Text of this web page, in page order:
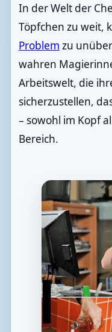
In der Welt der
Töpfchen zu weit,
Problem zu
wahren
Arbeitswelt, die
sicherzustellen,
– sowohl im Kopf
Bereich.